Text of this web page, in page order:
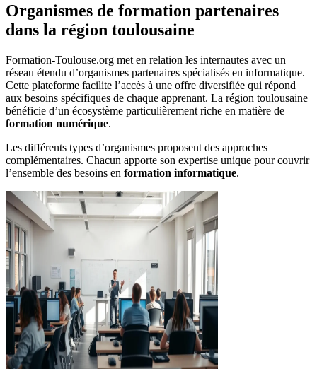
Organismes de formation partenaires
dans la région toulousaine
Formation-Toulouse.org met en relation les internautes avec un
réseau étendu d’organismes partenaires spécialisés en informatique.
Cette plateforme facilite l’accès à une offre diversifiée qui répond
aux besoins spécifiques de chaque apprenant. La région toulousaine
bénéficie d’un écosystème particulièrement riche en matière de
formation numérique.
Les différents types d’organismes proposent des approches
complémentaires. Chacun apporte son expertise unique pour couvrir
l’ensemble des besoins en formation informatique.